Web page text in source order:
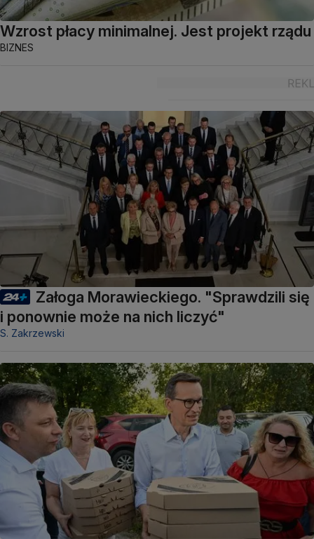
Wzrost płacy minimalnej. Jest projekt rządu
BIZNES
Załoga Morawieckiego. "Sprawdzili się
i ponownie może na nich liczyć"
S. Zakrzewski